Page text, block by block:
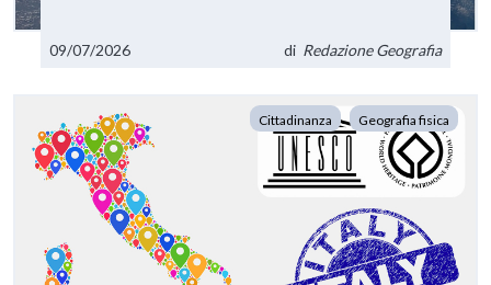
09/07/2026 di Redazione Geografia
Cittadinanza Geografia fisica